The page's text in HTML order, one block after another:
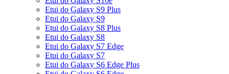
Etui do Galaxy S9 Plus
Etui do Galaxy S9
Etui do Galaxy S8 Plus
Etui do Galaxy S8
Etui do Galaxy S7 Edge
Etui do Galaxy S7
Etui do Galaxy S6 Edge Plus